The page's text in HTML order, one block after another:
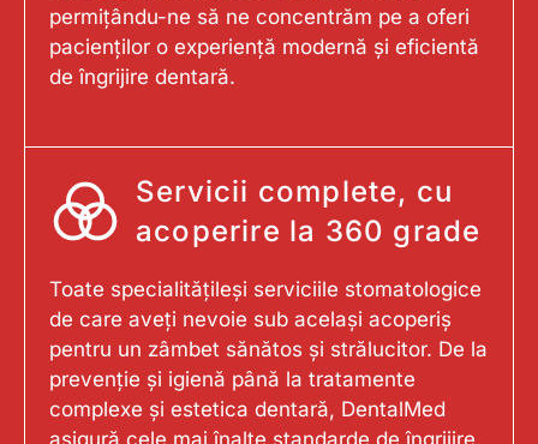
permițându-ne să ne concentrăm pe a oferi
pacienților o experiență modernă și eficientă
de îngrijire dentară.
Servicii complete, cu
acoperire la 360 grade
Toate specialitățileși serviciile stomatologice
de care aveți nevoie sub același acoperiș
pentru un zâmbet sănătos și strălucitor. De la
prevenție și igienă până la tratamente
complexe și estetica dentară, DentalMed
asigură cele mai înalte standarde de îngrijire.